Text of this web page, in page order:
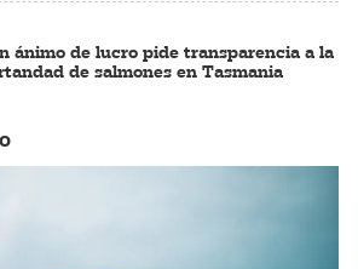
ánimo de lucro pide transparencia a la
de salmones en Tasmania